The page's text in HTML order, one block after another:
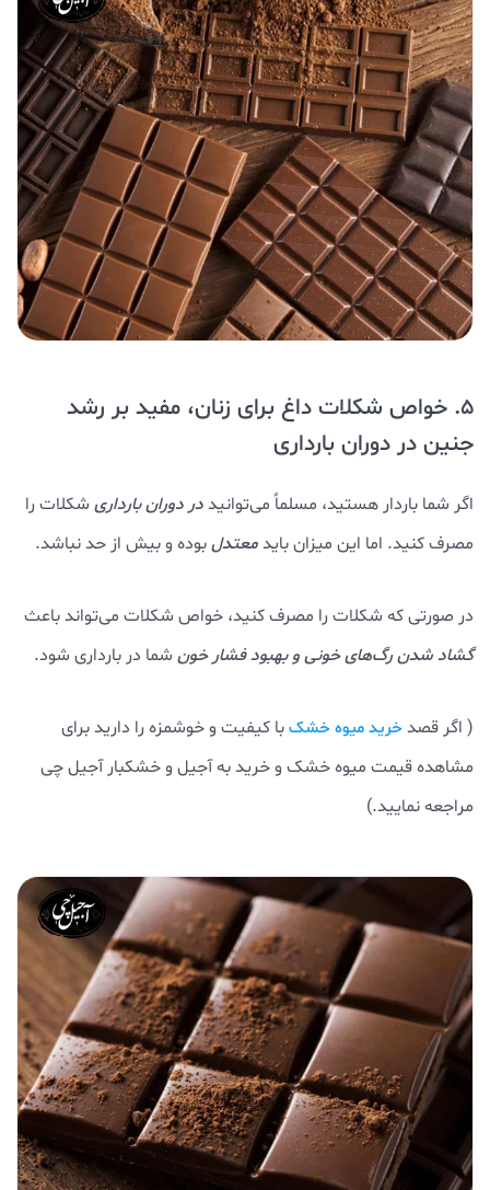
5. خواص شکلات داغ برای زنان، مفید بر رشد
جنین در دوران بارداری
اگر شما باردار هستید، مسلماً می‌توانیددر دوران بارداری شکلات را
مصرف کنید. اما این میزان بایدمعتدلبوده و بیش از حد نباشد.
در صورتی که شکلات را مصرف کنید، خواص شکلات می‌تواند باعث
گشاد شدن رگ‌های خونی و بهبود فشار خون شما در بارداری شود.
( اگر قصد خرید میوه خشکبا کیفیت و خوشمزه را دارید برای
مشاهده قیمت میوه خشک و خرید به آجیل و خشکبار آجیل چی
مراجعه نمایید.)